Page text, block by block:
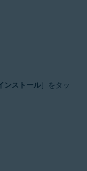
ンストール］をタッ